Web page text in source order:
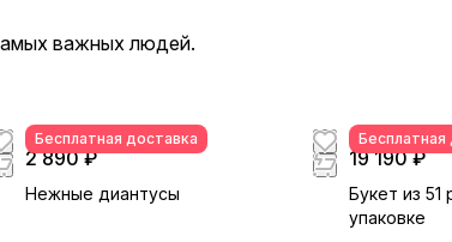
важных людей.
Бесплатная доставка
2 890 ₽
Нежные диантусы
Бесплатная
19 190 ₽
Букет из
упаковке